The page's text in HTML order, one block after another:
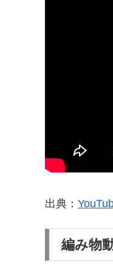
出典：
編み物